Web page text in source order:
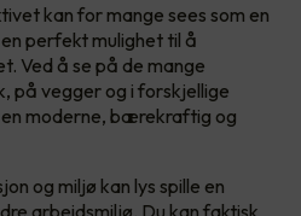
kan for mange sees som en
perfekt mulighet til å
Ved å se på de mange
på vegger og i forskjellige
moderne, bærekraftig og
og miljø kan lys spille en
arbeidsmiljø. Du kan faktisk